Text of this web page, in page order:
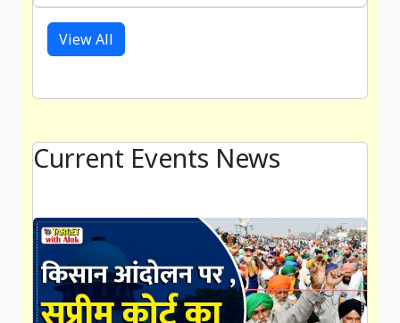
View All
Current Events News